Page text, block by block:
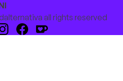
all rights reserved